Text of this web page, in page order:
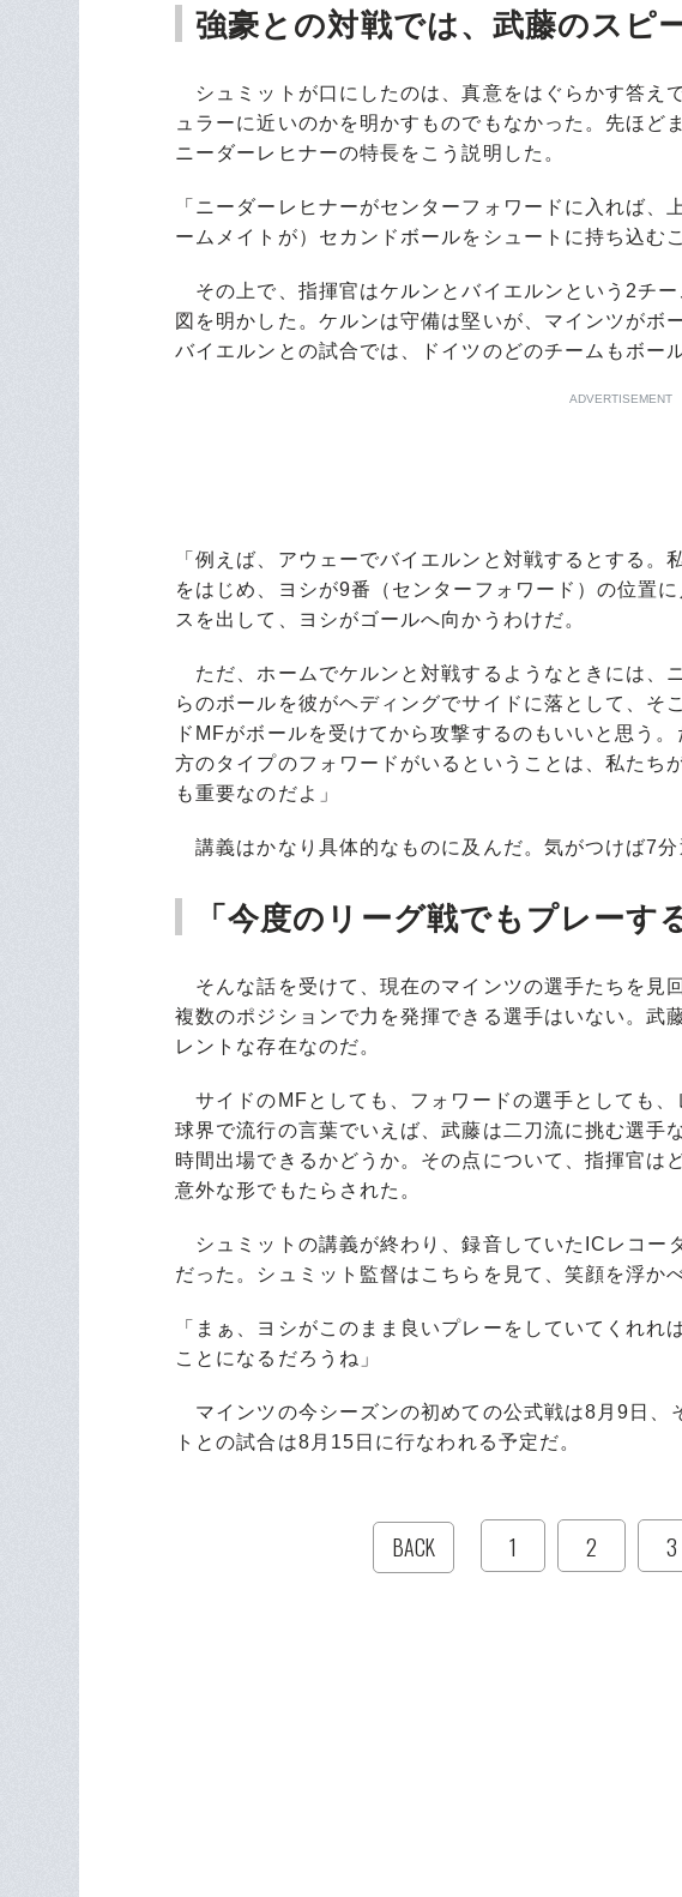
強豪との対戦では、武藤のスピ
シュミットが口にしたのは、真意をはぐらかす答え
ュラーに近いのかを明かすものでもなかった。先ほど
ニーダーレヒナーの特長をこう説明した。
「ニーダーレヒナーがセンターフォワードに入れば
ームメイトが）セカンドボールをシュートに持ち込む
その上で、指揮官はケルンとバイエルンという2チ
図を明かした。ケルンは守備は堅いが、マインツがボ
バイエルンとの試合では、ドイツのどのチームもボー
ADVERTISEMENT
「例えば、アウェーでバイエルンと対戦するとする
をはじめ、ヨシが9番（センターフォワード）の位置
スを出して、ヨシがゴールへ向かうわけだ。
ただ、ホームでケルンと対戦するようなときには、
らのボールを彼がヘディングでサイドに落として、そ
ドMFがボールを受けてから攻撃するのもいいと思う
方のタイプのフォワードがいるということは、私たち
も重要なのだよ」
講義はかなり具体的なものに及んだ。気がつけば7分
「今度のリーグ戦でもプレーす
そんな話を受けて、現在のマインツの選手たちを見
複数のポジションで力を発揮できる選手はいない。武
レントな存在なのだ。
サイドのMFとしても、フォワードの選手としても
球界で流行の言葉でいえば、武藤は二刀流に挑む選手
時間出場できるかどうか。その点について、指揮官は
意外な形でもたらされた。
シュミットの講義が終わり、録音していたICレコー
だった。シュミット監督はこちらを見て、笑顔を浮か
「まぁ、ヨシがこのまま良いプレーをしていてくれれ
ことになるだろうね」
マインツの今シーズンの初めての公式戦は8月9日、
トとの試合は8月15日に行なわれる予定だ。
BACK 1 2 3